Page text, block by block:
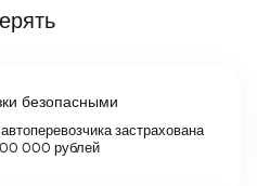
безопасными
застрахована
000 рублей